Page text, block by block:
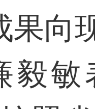
果向
毅敏